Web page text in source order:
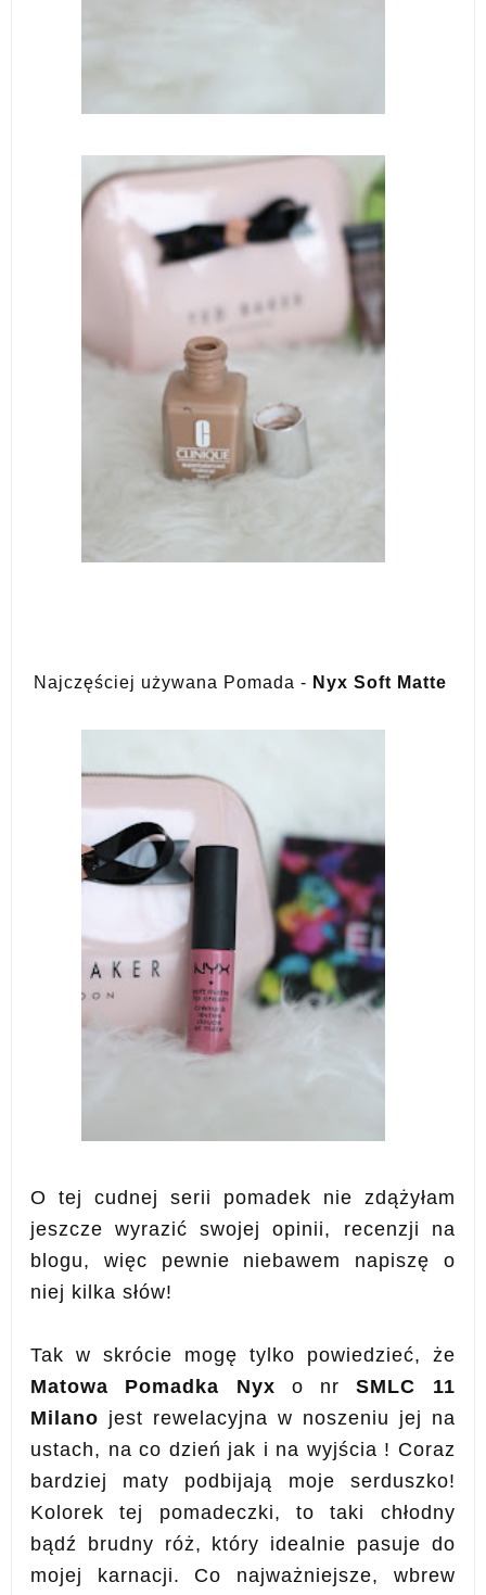
Najczęściej używana Pomada - Nyx Soft Matte
O tej cudnej serii pomadek nie zdążyłam
jeszcze wyrazić swojej opinii, recenzji na
blogu, więc pewnie niebawem napiszę o
niej kilka słów!
Tak w skrócie mogę tylko powiedzieć, że
Matowa Pomadka
Nyx o nrSMLC 11
Milano jest rewelacyjna w noszeniu jej na
ustach, na co dzień jak i na wyjścia ! Coraz
bardziej maty podbijają moje serduszko!
Kolorek tej pomadeczki, to taki chłodny
bądź brudny róż, który idealnie pasuje do
mojej karnacji. Co najważniejsze, wbrew